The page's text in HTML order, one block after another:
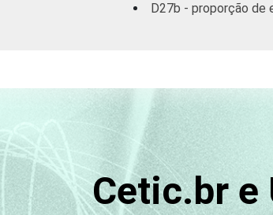
D27b - proporção
Cetic.br e